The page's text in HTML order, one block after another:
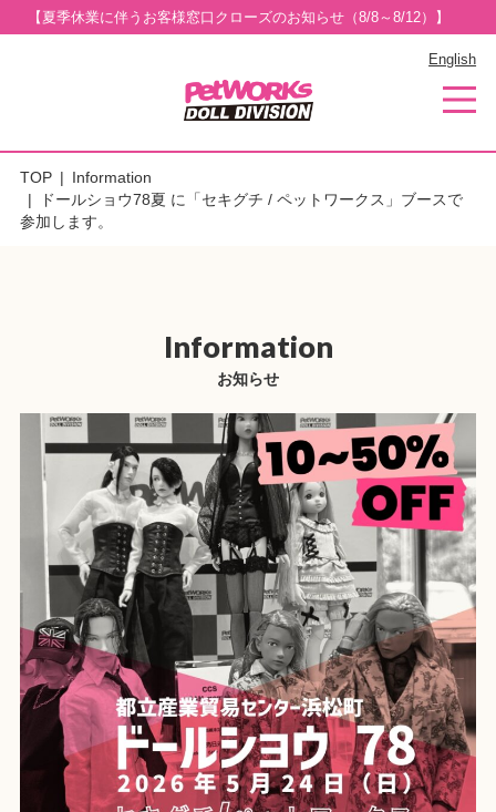
【夏季休業に伴うお客様窓口クローズのお知らせ（8/8～8/12）】
English
TOP
Information
ドールショウ78夏 に「セキグチ / ペットワークス」ブースで
参加します。
Information
お知らせ